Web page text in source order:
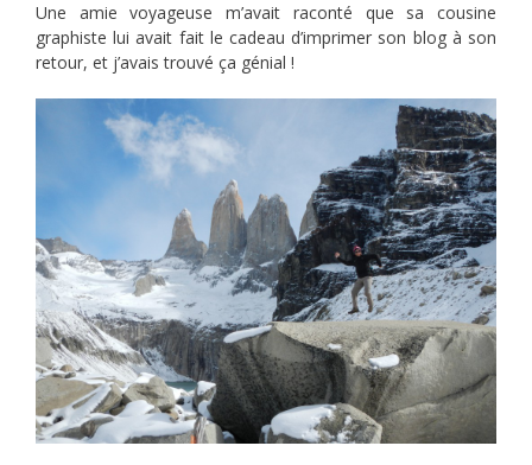
Une amie voyageuse m’avait raconté que sa cousine
graphiste lui avait fait le cadeau d’imprimer son blog à son
retour, et j’avais trouvé ça génial !